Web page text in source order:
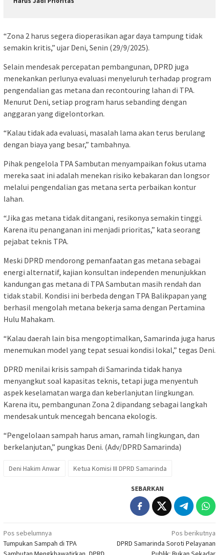
“Zona 2 harus segera dioperasikan agar daya tampung tidak
semakin kritis,” ujar Deni, Senin (29/9/2025).
Selain mendesak percepatan pembangunan, DPRD juga
menekankan perlunya evaluasi menyeluruh terhadap program
pengendalian gas metana dan recontouring lahan di TPA.
Menurut Deni, setiap program harus sebanding dengan
anggaran yang digelontorkan.
“Kalau tidak ada evaluasi, masalah lama akan terus berulang
dengan biaya yang besar,” tambahnya.
Pihak pengelola TPA Sambutan menyampaikan fokus utama
mereka saat ini adalah menekan risiko kebakaran dan longsor
melalui pengendalian gas metana serta perbaikan kontur
lahan.
“Jika gas metana tidak ditangani, resikonya semakin tinggi.
Karena itu penanganan ini menjadi prioritas,” kata seorang
pejabat teknis TPA.
Meski DPRD mendorong pemanfaatan gas metana sebagai
energi alternatif, kajian konsultan independen menunjukkan
kandungan gas metana di TPA Sambutan masih rendah dan
tidak stabil. Kondisi ini berbeda dengan TPA Balikpapan yang
berhasil mengolah metana bekerja sama dengan Pertamina
Hulu Mahakam.
“Kalau daerah lain bisa mengoptimalkan, Samarinda juga harus
menemukan model yang tepat sesuai kondisi lokal,” tegas Deni.
DPRD menilai krisis sampah di Samarinda tidak hanya
menyangkut soal kapasitas teknis, tetapi juga menyentuh
aspek keselamatan warga dan keberlanjutan lingkungan.
Karena itu, pembangunan Zona 2 dipandang sebagai langkah
mendesak untuk mencegah bencana ekologis.
“Pengelolaan sampah harus aman, ramah lingkungan, dan
berkelanjutan,” pungkas Deni. (Adv/DPRD Samarinda)
Deni Hakim Anwar Ketua Komisi III DPRD Samarinda
SEBARKAN
Navigasi
pos
Pos sebelumnya
Tumpukan Sampah di TPA
Pos berikutnya
DPRD Samarinda Soroti Pelayanan